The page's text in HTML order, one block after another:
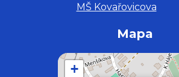
MŠ Kovařovicova
Mapa
+